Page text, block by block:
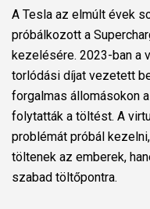
A Tesla az elmúlt évek
próbálkozott a
kezelésére. 2023-ban a
torlódási díjat vezetett
forgalmas állomásokon
folytatták a töltést. A
problémát próbál
töltenek az emberek,
szabad töltőpontra.